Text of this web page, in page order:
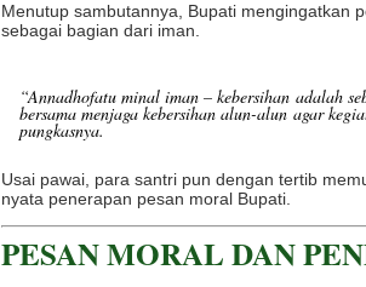
Menutup sambutannya, Bupati mengingatkan
sebagai bagian dari iman.
“Annadhofatu minal iman – kebersihan adalah
bersama menjaga kebersihan alun-alun agar
pungkasnya.
Usai pawai, para santri pun dengan tertib
nyata penerapan pesan moral Bupati.
PESAN MORAL DAN